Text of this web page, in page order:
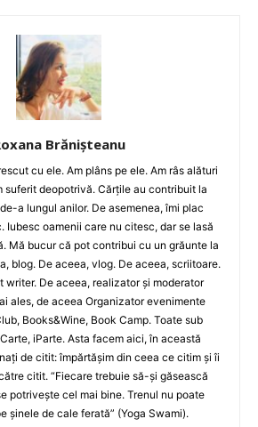
Brănișteanu
cu ele. Am plâns pe ele. Am râs alături
suferit deopotrivă. Cărțile au contribuit la
a lungul anilor. De asemenea, îmi plac
Iubesc oamenii care nu citesc, dar se lasă
Mă bucur că pot contribui cu un grăunte la
blog. De aceea, vlog. De aceea, scriitoare.
writer. De aceea, realizator și moderator
ales, de aceea Organizator evenimente
Books&Wine, Book Camp. Toate sub
iParte. Asta facem aici, în această
de citit: împărtășim din ceea ce citim și îi
citit. “Fiecare trebuie să-și găsească
potrivește cel mai bine. Trenul nu poate
șinele de cale ferată” (Yoga Swami).